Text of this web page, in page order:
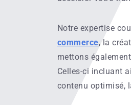
Notre expertise
commerce, la
mettons
Celles-ci incluant
contenu optimisé,